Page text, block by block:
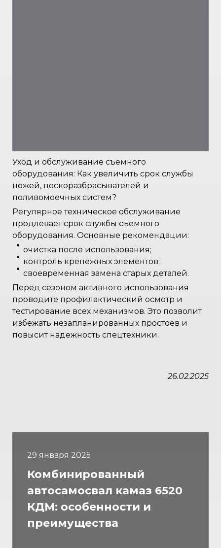
Уход и обслуживание съемного
оборудования: Как увеличить срок службы
ножей, пескоразбрасывателей и
поливомоечных систем?
Регулярное техническое обслуживание
продлевает срок службы съемного
оборудования. Основные рекомендации:
очистка после использования;
контроль крепежных элементов;
своевременная замена старых деталей.
Перед сезоном активного использования
проводите профилактический осмотр и
тестирование всех механизмов. Это позволит
избежать незапланированных простоев и
повысит надежность спецтехники.
26.02.2025
29 января 2025
Комбинированный
автосамосвал камаз 6520
КДМ: особенности и
преимущества